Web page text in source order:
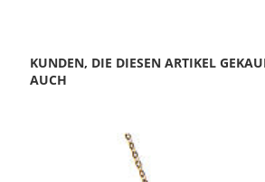
KUNDEN, DIE DIESEN ARTIKEL
AUCH